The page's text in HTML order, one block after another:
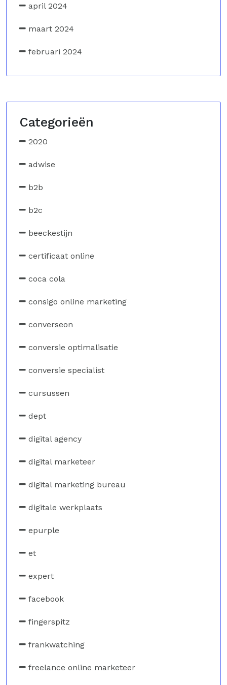
april 2024
maart 2024
februari 2024
Categorieën
2020
adwise
b2b
b2c
beeckestijn
certificaat online
coca cola
consigo online marketing
converseon
conversie optimalisatie
conversie specialist
cursussen
dept
digital agency
digital marketeer
digital marketing bureau
digitale werkplaats
epurple
et
expert
facebook
fingerspitz
frankwatching
freelance online marketeer